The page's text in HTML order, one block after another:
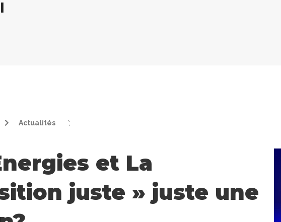
Actualités ';
et La
juste » juste une